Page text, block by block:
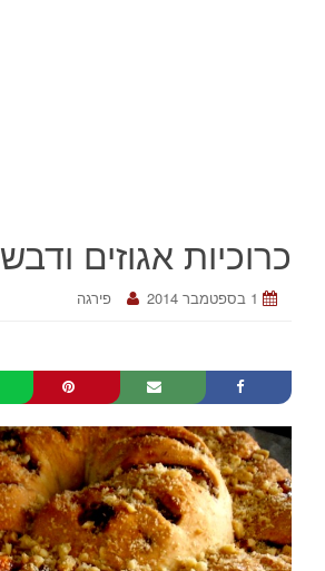
כרוכיות אגוזים ודבש
1 בספטמבר 2014 פירגה